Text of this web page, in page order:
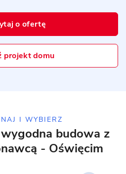
betonowy
o ofertę
projekt domu
I WYBIERZ
budowa z
- Oświęcim